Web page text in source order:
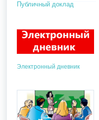
Публичный доклад
Электронный дневник